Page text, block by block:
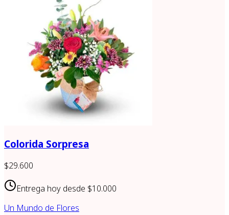
Colorida Sorpresa
$29.600
Entrega hoy desde $10.000
Un Mundo de Flores